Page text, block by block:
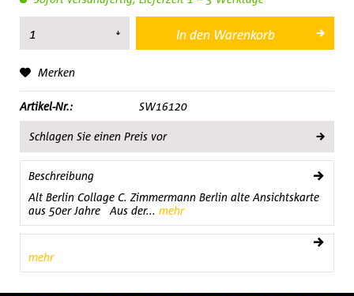
In den Warenkorb
Merken
Artikel-Nr.: SW16120
Schlagen Sie einen Preis vor
Beschreibung
Alt Berlin Collage C. Zimmermann Berlin alte Ansichtskarte
aus 50er Jahre Aus der... mehr
mehr